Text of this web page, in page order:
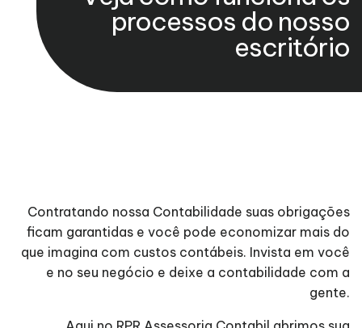
processos do nosso
escritório
Contratando nossa Contabilidade suas obrigações
ficam garantidas e você pode economizar mais do
que imagina com custos contábeis. Invista em você
e no seu negócio e deixe a contabilidade com a
gente.